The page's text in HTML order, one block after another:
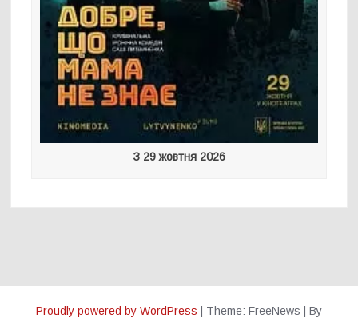
З 29 жовтня 2026
Proudly powered by WordPress Theme: FreeNews By